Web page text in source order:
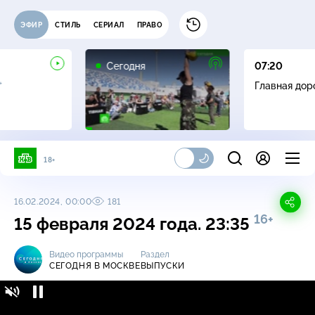
ЭФИР СТИЛЬ СЕРИАЛ ПРАВО
Сегодня
07:20
Главная
18+
16.02.2024, 00:00 181
15 февраля 2024 года. 23:35 16+
Видео программы
СЕГОДНЯ В МОСКВЕ
Раздел
ВЫПУСКИ